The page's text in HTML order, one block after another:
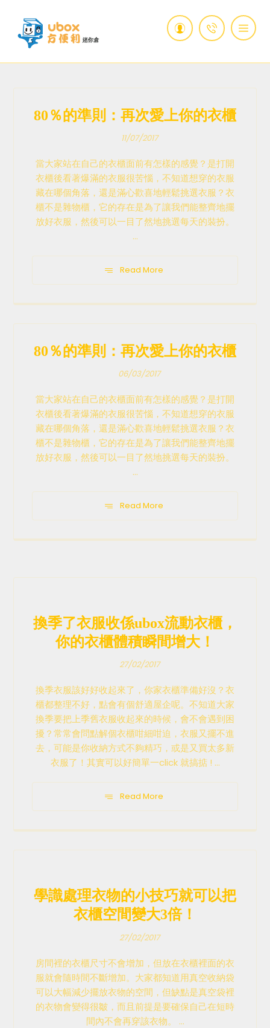
80％的準則：再次愛上你的衣櫃
11/07/2017
當大家站在自己的衣櫃面前有怎樣的感覺？是打開
衣櫃後看著爆滿的衣服很苦惱，不知道想穿的衣服
藏在哪個角落，還是滿心歡喜地輕鬆挑選衣服？衣
櫃不是雜物櫃，它的存在是為了讓我們能整齊地擺
放好衣服，然後可以一目了然地挑選每天的裝扮。
...
Read More
80％的準則：再次愛上你的衣櫃
06/03/2017
當大家站在自己的衣櫃面前有怎樣的感覺？是打開
衣櫃後看著爆滿的衣服很苦惱，不知道想穿的衣服
藏在哪個角落，還是滿心歡喜地輕鬆挑選衣服？衣
櫃不是雜物櫃，它的存在是為了讓我們能整齊地擺
放好衣服，然後可以一目了然地挑選每天的裝扮。
...
Read More
換季了衣服收係ubox流動衣櫃，
你的衣櫃體積瞬間增大！
27/02/2017
換季衣服該好好收起來了，你家衣櫃準備好沒？衣
櫃都整理不好，點會有個舒適屋企呢。不知道大家
換季要把上季舊衣服收起來的時候，會不會遇到困
擾？常常會問點解個衣櫃咁細咁迫，衣服又擺不進
去，可能是你收納方式不夠精巧，或是又買太多新
衣服了！其實可以好簡單一click 就搞掂 ! ...
Read More
學識處理衣物的小技巧就可以把
衣櫃空間變大3倍！
27/02/2017
房間裡的衣櫃尺寸不會增加，但放在衣櫃裡面的衣
服就會隨時間不斷增加。大家都知道用真空收納袋
可以大幅減少擺放衣物的空間，但缺點是真空袋裡
的衣物會變得很皺，而且前提是要確保自己在短時
間內不會再穿該衣物。 ...